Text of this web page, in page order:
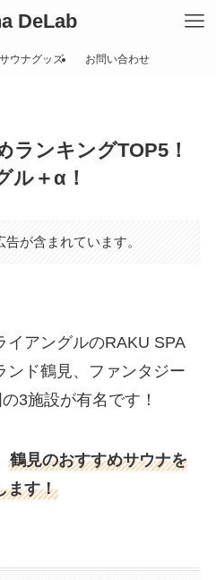
DeLab
サウナグッズ お問い合わせ
ランキングTOP5！
ル＋α！
が含まれています。
イアングルのRAKU SPA
ンド鶴見、ファンタジー
3施設が有名です！
鶴見のおすすめサウナを
ます！